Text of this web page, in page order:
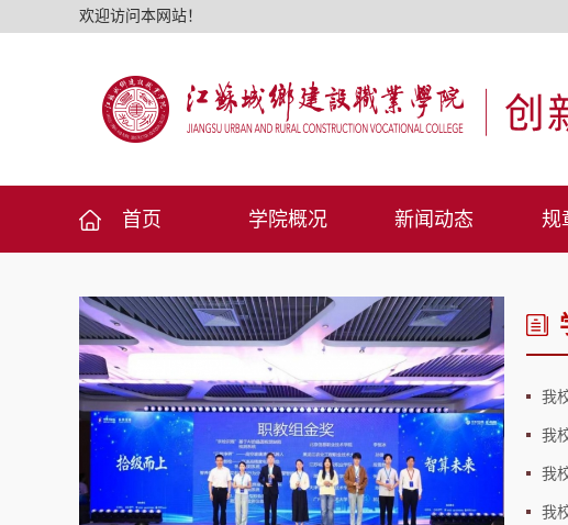
欢迎访问本网站！
首页 学院概况 新闻动态 规
我
我校
我
我校